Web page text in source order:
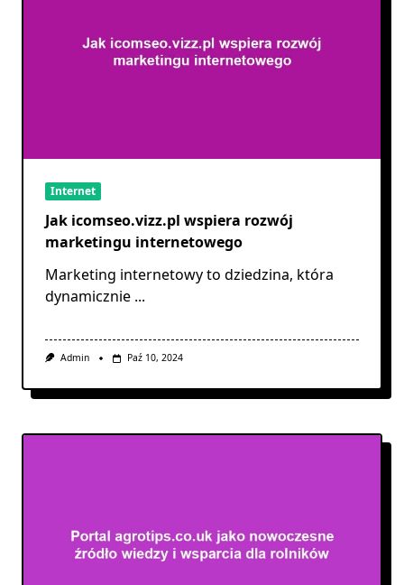
Internet
Jak icomseo.vizz.pl wspiera rozwój
marketingu internetowego
Marketing internetowy to dziedzina, która
dynamicznie ...
Admin Paź 10, 2024